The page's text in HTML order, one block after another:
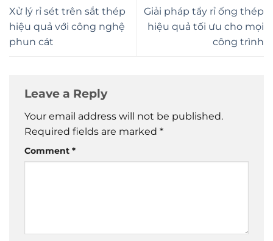
Xử lý rỉ sét trên sắt thép
hiệu quả với công nghệ
phun cát
Giải pháp tẩy rỉ ống thép
hiệu quả tối ưu cho mọi
công trình
Leave a Reply
Your email address will not be published.
Required fields are marked *
Comment *